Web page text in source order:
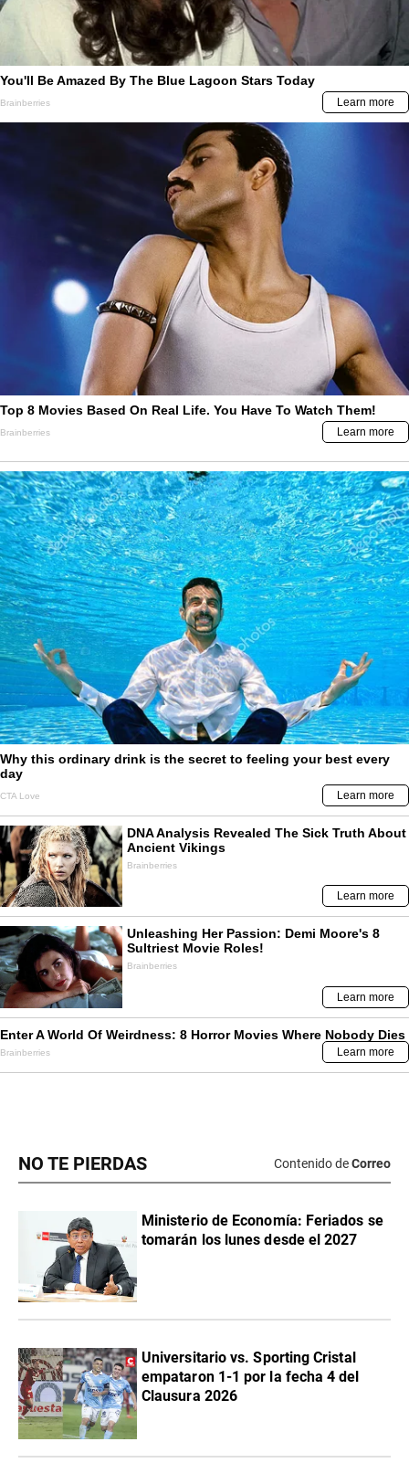
NO TE PIERDAS Contenido deCorreo
Ministerio de Economía: Feriados se
tomarán los lunes desde el 2027
Universitario vs. Sporting Cristal
empataron 1-1 por la fecha 4 del
Clausura 2026